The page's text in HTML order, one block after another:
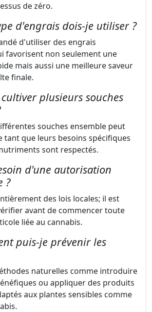
de zéro.
d'engrais dois-je utiliser ?
d'utiliser des engrais
favorisent non seulement une
mais aussi une meilleure saveur
finale.
plusieurs souches
souches ensemble peut
tant que leurs besoins spécifiques
sont respectés.
d'une autorisation
?
des lois locales; il est
avant de commencer toute
liée au cannabis.
puis-je prévenir les
naturelles comme introduire
ou appliquer des produits
aux plantes sensibles comme